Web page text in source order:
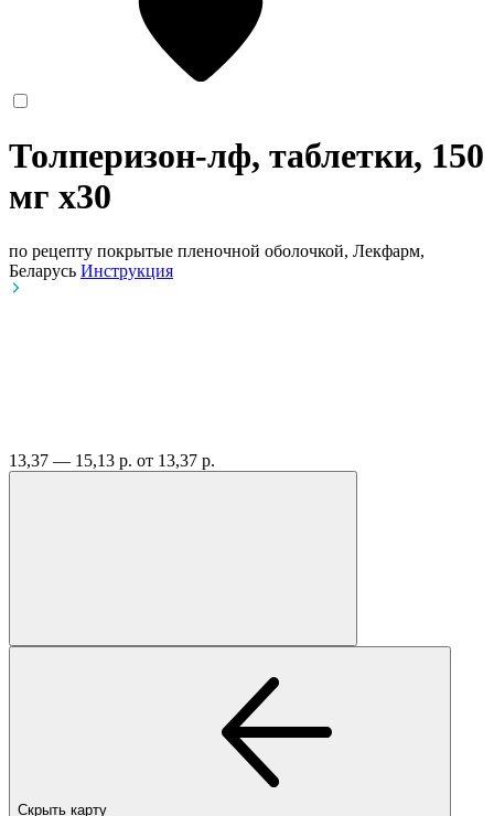
Толперизон-лф, таблетки, 150
мг x30
по рецепту покрытые пленочной оболочкой, Лекфарм,
Беларусь Инструкция
13,37 — 15,13 р. от 13,37 р.
Скрыть карту